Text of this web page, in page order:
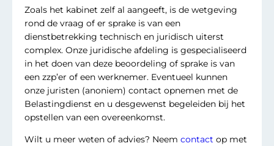
Zoals het kabinet zelf al aangeeft, is de wetgeving
rond de vraag of er sprake is van een
dienstbetrekking technisch en juridisch uiterst
complex. Onze juridische afdeling is gespecialiseerd
in het doen van deze beoordeling of sprake is van
een zzp’er of een werknemer. Eventueel kunnen
onze juristen (anoniem) contact opnemen met de
Belastingdienst en u desgewenst begeleiden bij het
opstellen van een overeenkomst.
Wilt u meer weten of advies? Neem contact op met